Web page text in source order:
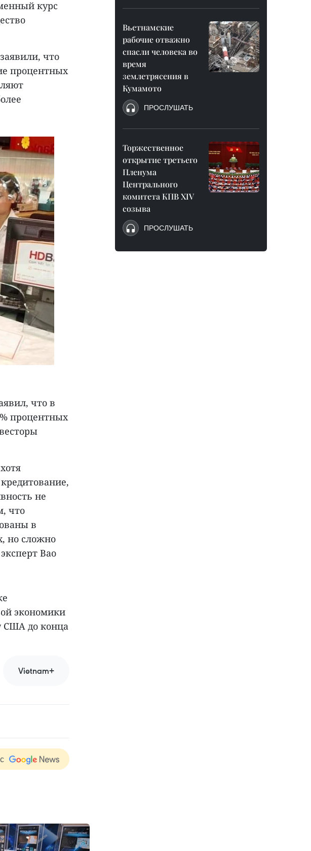
курс
что
процентных
что в
процентных
не
что
в
но сложно
Bao
экономики
США до конца
Vietnam+
Вьетнамские
рабочие отважно
спасли человека во
время
землетрясения в
Кумамото
ПРОСЛУШАТЬ
Торжественное
открытие третьего
Пленума
Центрального
комитета КПВ XIV
созыва
ПРОСЛУШАТЬ